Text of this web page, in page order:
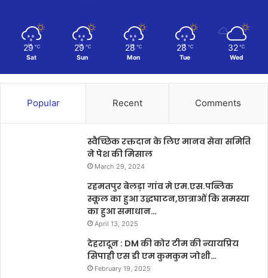
29 ℃
Sat
29 ℃
Sun
28 ℃
Mon
28 ℃
Tue
32 ℃
Wed
Popular Recent Comments
स्वैच्छिक रक्तदान के लिए मानव सेवा समिति
ने पेश की मिसाल
March 29, 2024
रहमतपुर बेलड़ा गांव मे एम.एस.पब्लिक
स्कूल का हुआ उद्धघाटन,छात्राओं कि समस्या
का हुआ समाधान…
April 13, 2025
देहरादून : DM की कोर टीम की न्यायप्रिय
सिपाही एस डी एम कुमकुम जोशी…
February 19, 2025